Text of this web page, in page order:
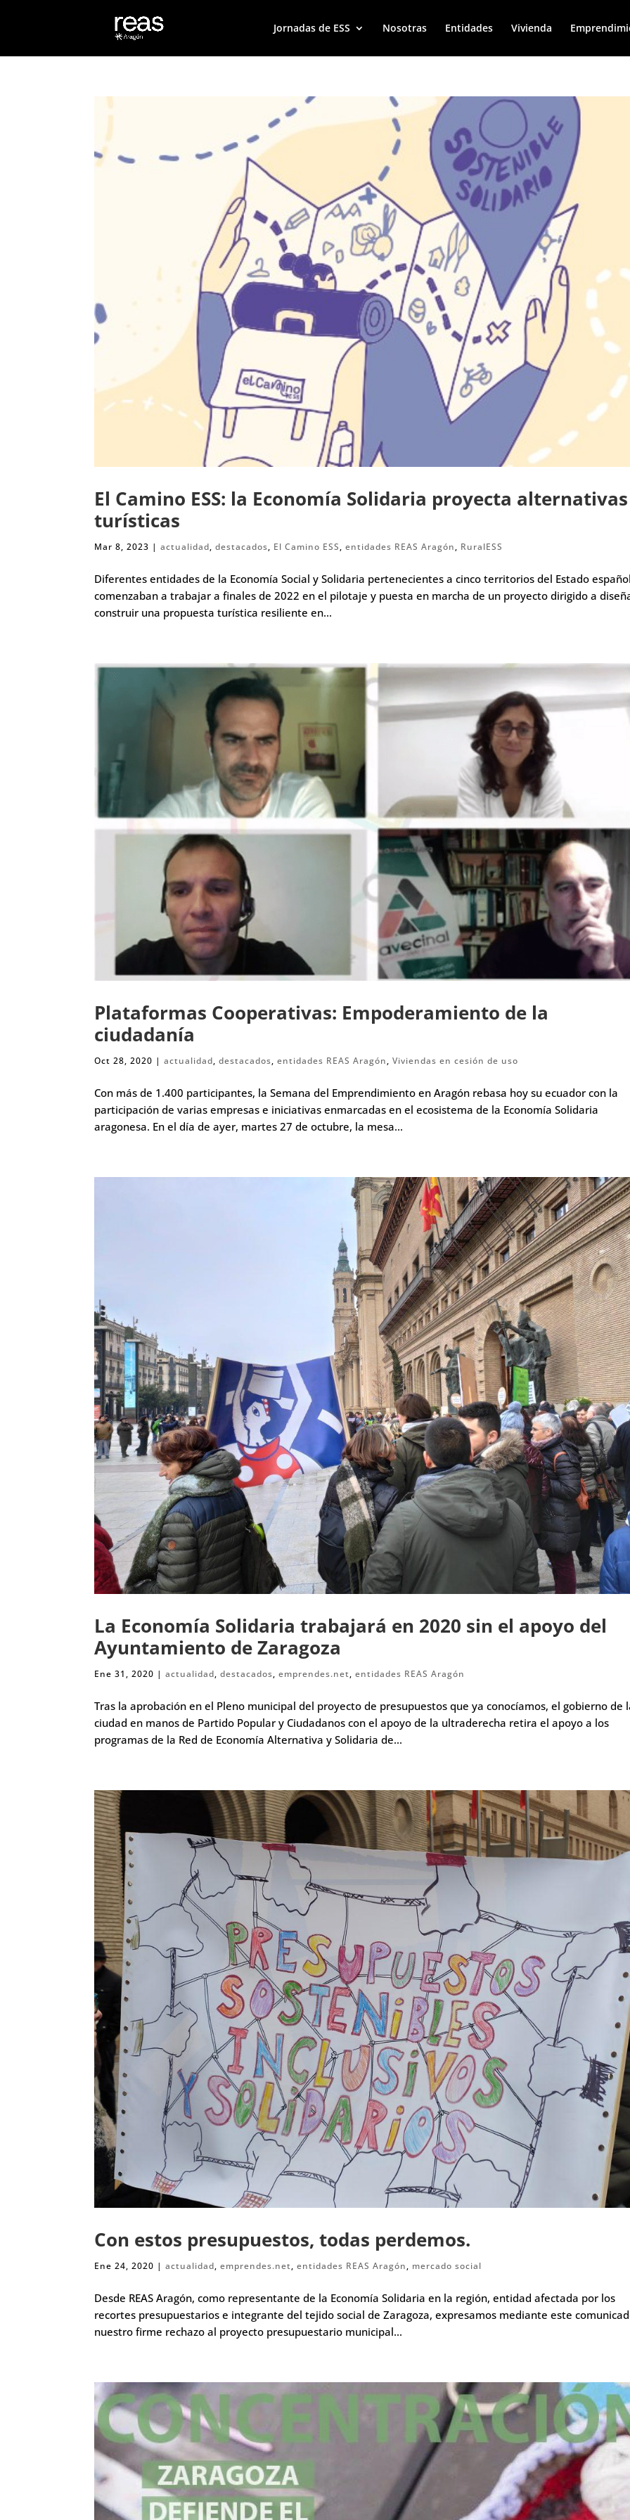
Jornadas de ESS Nosotras Entidades Vivienda
El Camino ESS: la Economía Solidaria proyecta alternativas
turísticas
Mar 8, 2023 |actualidad,destacados, El Camino ESS,entidades REAS Aragón, RuralESS
Diferentes entidades de la Economía Social y Solidaria pertenecientes a cinco territorios del Estado
comenzaban a trabajar a finales de 2022 en el pilotaje y puesta en marcha de un proyecto dirigido a
construir una propuesta turística resiliente en...
Plataformas Cooperativas: Empoderamiento de la
ciudadanía
Oct 28, 2020 |actualidad,destacados,entidades REAS Aragón,Viviendas en cesión de uso
Con más de 1.400 participantes, la Semana del Emprendimiento en Aragón rebasa hoy su ecuador con la
participación de varias empresas e iniciativas enmarcadas en el ecosistema de la Economía Solidaria
aragonesa. En el día de ayer, martes 27 de octubre, la mesa...
La Economía Solidaria trabajará en 2020 sin el apoyo del
Ayuntamiento de Zaragoza
Ene 31, 2020 |actualidad,destacados,emprendes.net,entidades REAS Aragón
Tras la aprobación en el Pleno municipal del proyecto de presupuestos que ya conocíamos, el gobierno de
ciudad en manos de Partido Popular y Ciudadanos con el apoyo de la ultraderecha retira el apoyo a los
programas de la Red de Economía Alternativa y Solidaria de...
Con estos presupuestos, todas perdemos.
Ene 24, 2020 |actualidad,emprendes.net,entidades REAS Aragón, mercado social
Desde REAS Aragón, como representante de la Economía Solidaria en la región, entidad afectada por los
recortes presupuestarios e integrante del tejido social de Zaragoza, expresamos mediante este
nuestro firme rechazo al proyecto presupuestario municipal...